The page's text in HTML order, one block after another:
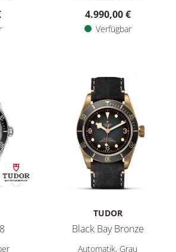
4.990,00 €
Verfügbar
68, Ref: M7943A1A0NU-0002, Preis:
TUDOR
Black Bay Bronze
TUDOR Black Bay Bronze,
Automatik, Grau